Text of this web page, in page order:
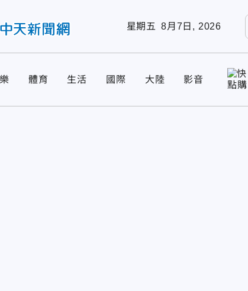
星期五 8月7日, 2026
體育 生活 國際 大陸 影音